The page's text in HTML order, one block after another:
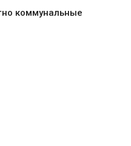
коммунальные